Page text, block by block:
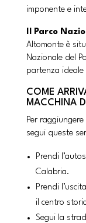
imponente e
Il Parco
Altomonte è
Nazionale del
partenza ideale
COME
MACCHINA
Per
segui queste
Prendi
Calabria.
Prendi
il centro
Segui la